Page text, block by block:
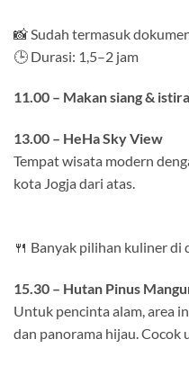
📸 Sudah termasuk
🕒 Durasi: 1,5–2 jam
11.00 – Makan siang &
13.00 – HeHa Sky View
Tempat wisata modern
kota Jogja dari atas.
🍴 Banyak pilihan kuliner di
15.30 – Hutan Pinus
Untuk pencinta alam, area
dan panorama hijau. Cocok